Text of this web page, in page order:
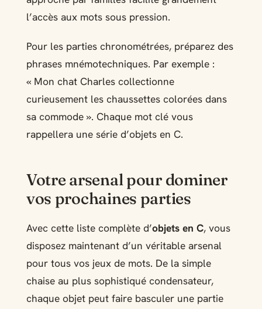
l’accès aux mots sous pression.
Pour les parties chronométrées, préparez des
phrases mnémotechniques. Par exemple :
« Mon chat Charles collectionne
curieusement les chaussettes colorées dans
sa commode ». Chaque mot clé vous
rappellera une série d’objets en C.
Votre arsenal pour dominer
vos prochaines parties
Avec cette liste complète d’objets en C, vous
disposez maintenant d’un véritable arsenal
pour tous vos jeux de mots. De la simple
chaise au plus sophistiqué condensateur,
chaque objet peut faire basculer une partie